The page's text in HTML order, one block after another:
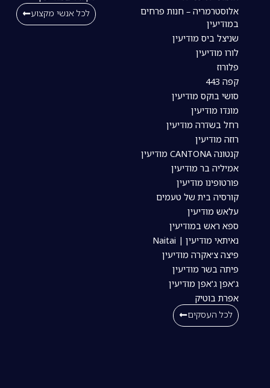
אלוסטרמריה – חנות פרחים
במודיעין
שניצל ביס מודיעין
לורו מודיעין
פלורוז
קפה 443
סושי בוקס מודיעין
מונדו מודיעין
רחל בשדרה מודיעין
רוזה מודיעין
קנטונה CANTONA מודיעין
אמיליה בר מודיעין
פורטופינו מודיעין
קורסיה בית של טעמים
עלאש מודיעין
ספא ראש במודיעין
נאיתאי מודיעין | Naitai
פיצה צ׳אקרה מודיעין
פיתה בשר מודיעין
ג'אפן ג'אפן מודיעין
אפרת בוטיק
לכל העסקים
לכל אנשי מקצוע